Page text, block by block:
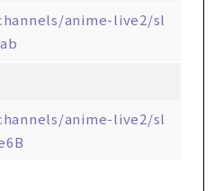
anime-live2/sl
anime-live2/sl